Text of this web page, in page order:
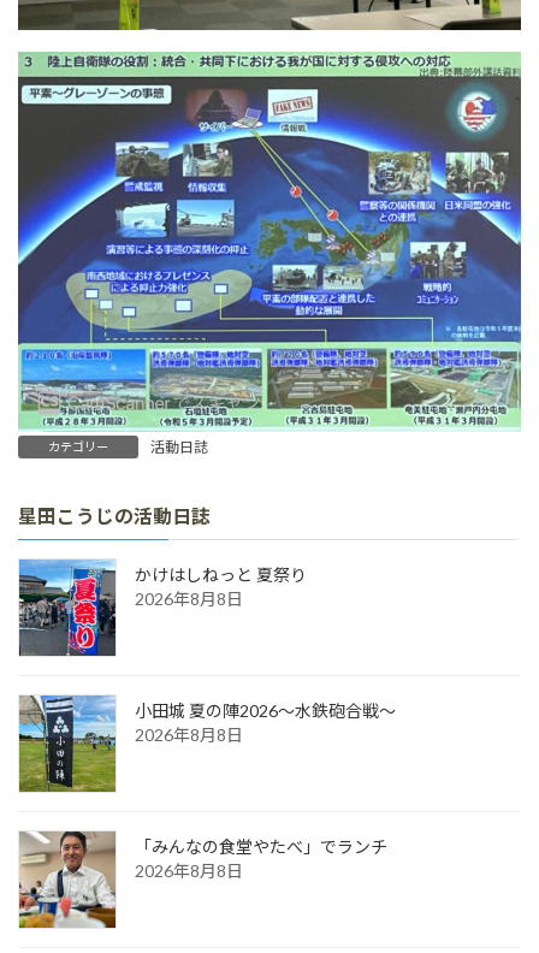
カテゴリー 活動日誌
星田こうじの活動日誌
かけはしねっと 夏祭り
2026年8月8日
小田城 夏の陣2026～水鉄砲合戦～
2026年8月8日
「みんなの食堂やたべ」でランチ
2026年8月8日